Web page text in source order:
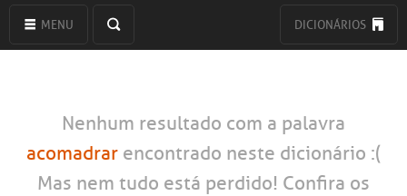
MENU DICIONÁRIOS
Nenhum resultado com a palavra
acomadrarencontrado neste dicionário :(
Mas nem tudo está perdido! Confira os